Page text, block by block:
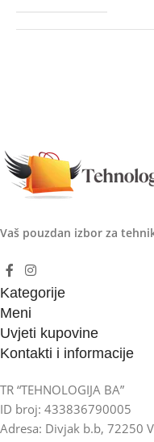
Vaš pouzdan izbor za
Kategorije
Meni
Uvjeti kupovine
Kontakti i informacije
TR “TEHNOLOGIJA BA”
ID broj: 433836790005
Adresa: Divjak b.b, 72250